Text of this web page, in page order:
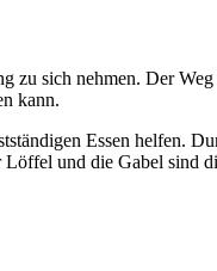
sich nehmen. Der
kann.
Essen helfen.
und die Gabel sind